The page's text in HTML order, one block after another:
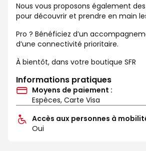
Nous vous proposons également
pour découvrir et prendre en main
Pro ? Bénéficiez d’un
d’une connectivité prioritaire.
À bientôt, dans votre boutique SFR
Informations pratiques
Moyens de paiement :
Espèces, Carte Visa
Accès aux personnes à
Oui